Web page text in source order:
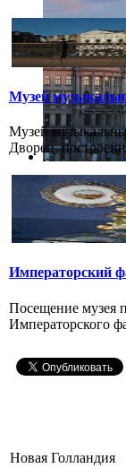
Музей
Музей
Дворец,
Императорский
Посещение музея
Императорского
Новая Голландия